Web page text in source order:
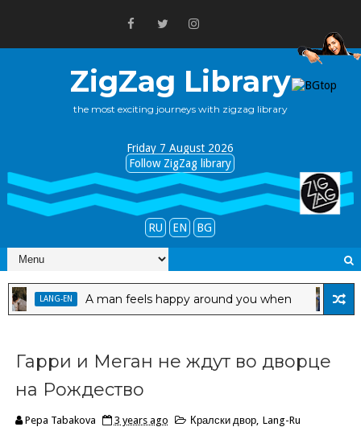
ZigZag Library
the most exciting journeys with zigzag library
Friday 7 August 2026
Follow ZigZag library
RU EN BG
LANG-EN A man feels happy around you when LANG-
Гарри и Меган не ждут во дворце
на Рождество
Pepa Tabakova 3 years ago Кралски двор, Lang-Ru